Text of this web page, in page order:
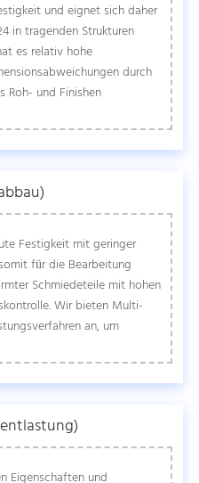
und eignet sich daher
in tragenden Strukturen
es relativ hohe
durch
Roh- und Finishen
Festigkeit mit geringer
für die Bearbeitung
Schmiedeteile mit hohen
Wir bieten Multi-
an, um
Eigenschaften und